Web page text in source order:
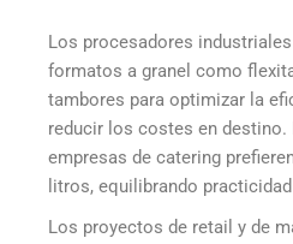
Los procesadores
formatos a granel como
tambores para optimizar la
reducir los costes en destino.
empresas de catering
litros, equilibrando
Los proyectos de retail y de